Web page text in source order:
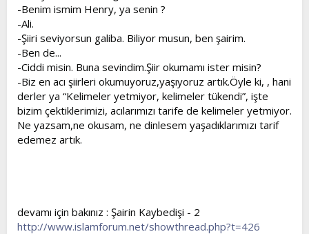
-Benim ismim Henry, ya senin ?
-Ali.
-Şiiri seviyorsun galiba. Biliyor musun, ben şairim.
-Ben de...
-Ciddi misin. Buna sevindim.Şiir okumamı ister misin?
-Biz en acı şiirleri okumuyoruz,yaşıyoruz artık.Öyle ki, , hani
derler ya “Kelimeler yetmiyor, kelimeler tükendi”, işte
bizim çektiklerimizi, acılarımızı tarife de kelimeler yetmiyor.
Ne yazsam,ne okusam, ne dinlesem yaşadıklarımızı tarif
edemez artık.
devamı için bakınız : Şairin Kaybedişi - 2
http://www.islamforum.net/showthread.php?t=426